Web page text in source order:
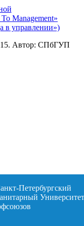
Management»
в управлении»)
. Автор: СПбГУП